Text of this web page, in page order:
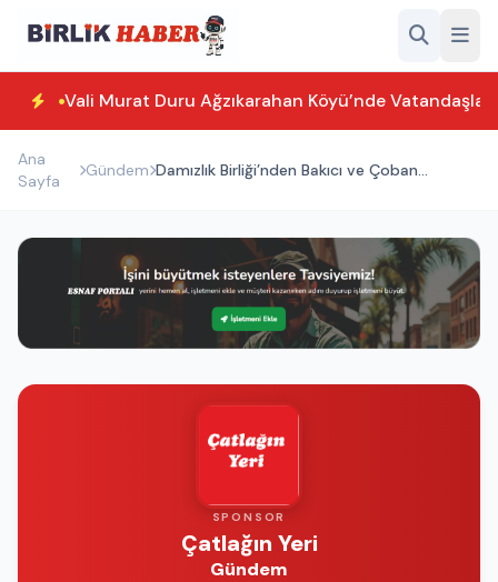
Vali Murat Duru Ağzıkarahan Köyü’nde
Ana
Sayfa
Gündem Damızlık Birliği’nden Bakıcı ve Çoban
SPONSOR
Çatlağın Yeri
Gündem